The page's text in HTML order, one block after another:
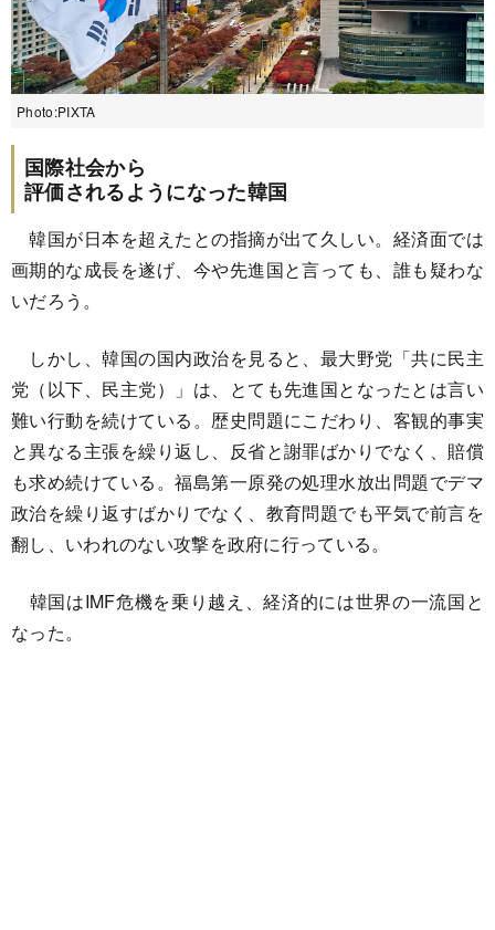
Photo:PIXTA
国際社会から
評価されるようになった韓国
韓国が日本を超えたとの指摘が出て久しい。経済面では
画期的な成長を遂げ、今や先進国と言っても、誰も疑わな
いだろう。
しかし、韓国の国内政治を見ると、最大野党「共に民主
党（以下、民主党）」は、とても先進国となったとは言い
難い行動を続けている。歴史問題にこだわり、客観的事実
と異なる主張を繰り返し、反省と謝罪ばかりでなく、賠償
も求め続けている。福島第一原発の処理水放出問題でデマ
政治を繰り返すばかりでなく、教育問題でも平気で前言を
翻し、いわれのない攻撃を政府に行っている。
韓国はIMF危機を乗り越え、経済的には世界の一流国と
なった。